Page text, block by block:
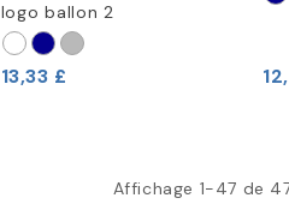
logo ballon 2
13,33 £
Affichage 1-47 de